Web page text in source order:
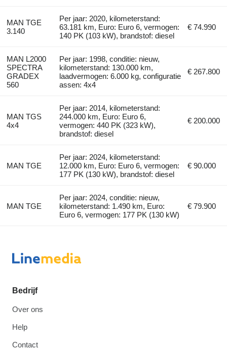
MAN TGE
3.140
Per jaar: 2020, kilometerstand:
63.181 km, Euro: Euro 6, vermogen:
140 PK (103 kW), brandstof: diesel
€ 74.990
MAN L2000
SPECTRA
GRADEX
560
Per jaar: 1998, conditie: nieuw,
kilometerstand: 130.000 km,
laadvermogen: 6.000 kg, configuratie
assen: 4x4
€ 267.800
MAN TGS
4x4
Per jaar: 2014, kilometerstand:
244.000 km, Euro: Euro 6,
vermogen: 440 PK (323 kW),
brandstof: diesel
€ 200.000
MAN TGE
Per jaar: 2024, kilometerstand:
12.000 km, Euro: Euro 6, vermogen:
177 PK (130 kW), brandstof: diesel
€ 90.000
MAN TGE
Per jaar: 2024, conditie: nieuw,
kilometerstand: 1.490 km, Euro:
Euro 6, vermogen: 177 PK (130 kW)
€ 79.900
Bedrijf
Over ons
Help
Contact